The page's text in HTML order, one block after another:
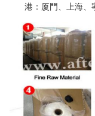
港：厦門、上海、